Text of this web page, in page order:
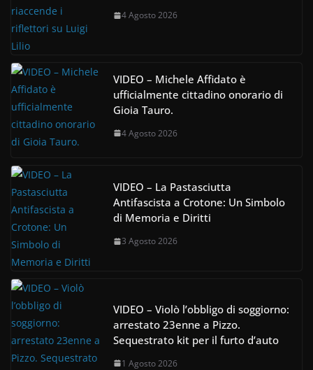
4 Agosto 2026
VIDEO – Michele Affidato è
ufficialmente cittadino onorario di
Gioia Tauro.
4 Agosto 2026
VIDEO – La Pastasciutta
Antifascista a Crotone: Un Simbolo
di Memoria e Diritti
3 Agosto 2026
VIDEO – Violò l’obbligo di soggiorno:
arrestato 23enne a Pizzo.
Sequestrato kit per il furto d’auto
1 Agosto 2026